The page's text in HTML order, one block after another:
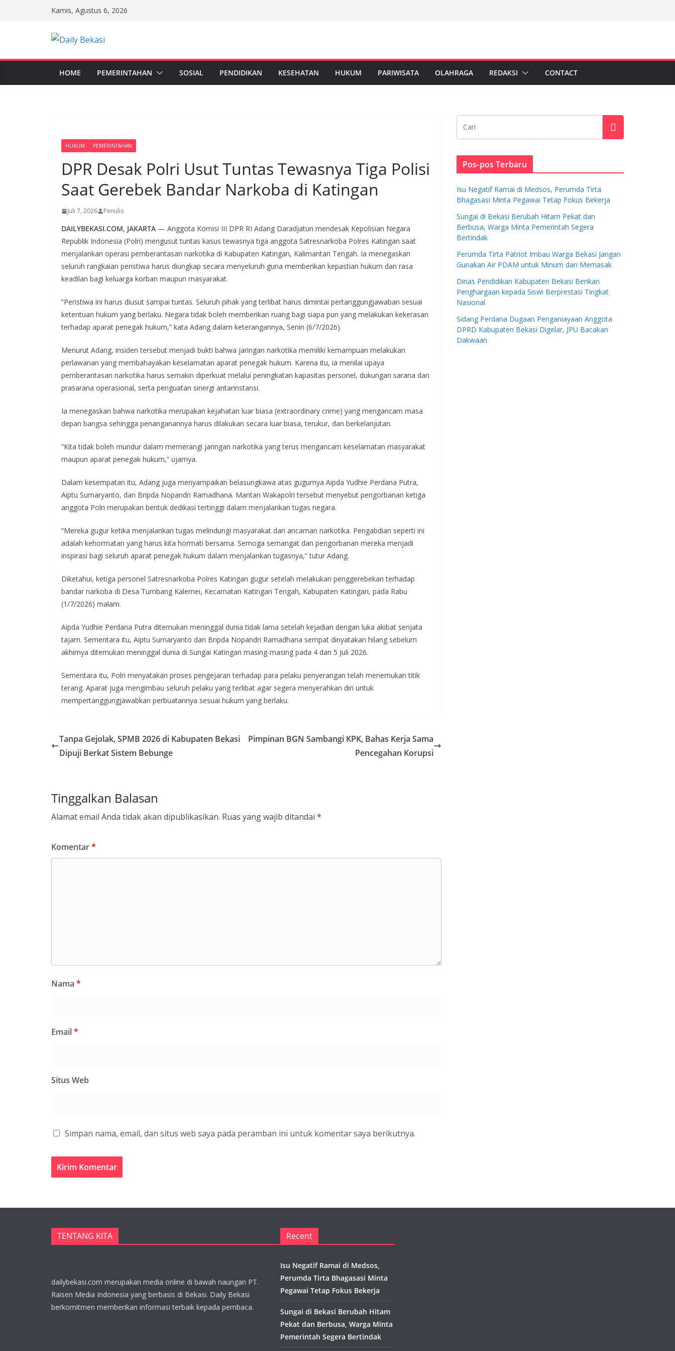
Kamis, Agustus 6, 2026
HOME PEMERINTAHAN SOSIAL PENDIDIKAN KESEHATAN HUKUM PARIWISATA OLAHRAGA REDAKSI CONTACT
HUKUM PEMERINTAHAN
DPR Desak Polri Usut Tuntas Tewasnya Tiga Polisi
Saat Gerebek Bandar Narkoba di Katingan
Juli 7, 2026 Penulis
DAILYBEKASI.COM, JAKARTA — Anggota Komisi III DPR RI Adang Daradjatun mendesak Kepolisian Negara
Republik Indonesia (Polri) mengusut tuntas kasus tewasnya tiga anggota Satresnarkoba Polres Katingan saat
menjalankan operasi pemberantasan narkotika di Kabupaten Katingan, Kalimantan Tengah. Ia menegaskan
seluruh rangkaian peristiwa harus diungkap secara menyeluruh guna memberikan kepastian hukum dan rasa
keadilan bagi keluarga korban maupun masyarakat.
“Peristiwa ini harus diusut sampai tuntas. Seluruh pihak yang terlibat harus dimintai pertanggungjawaban sesuai
ketentuan hukum yang berlaku. Negara tidak boleh memberikan ruang bagi siapa pun yang melakukan kekerasan
terhadap aparat penegak hukum,” kata Adang dalam keterangannya, Senin (6/7/2026).
Menurut Adang, insiden tersebut menjadi bukti bahwa jaringan narkotika memiliki kemampuan melakukan
perlawanan yang membahayakan keselamatan aparat penegak hukum. Karena itu, ia menilai upaya
pemberantasan narkotika harus semakin diperkuat melalui peningkatan kapasitas personel, dukungan sarana dan
prasarana operasional, serta penguatan sinergi antarinstansi.
Ia menegaskan bahwa narkotika merupakan kejahatan luar biasa (extraordinary crime) yang mengancam masa
depan bangsa sehingga penanganannya harus dilakukan secara luar biasa, terukur, dan berkelanjutan.
“Kita tidak boleh mundur dalam memerangi jaringan narkotika yang terus mengancam keselamatan masyarakat
maupun aparat penegak hukum,” ujarnya.
Dalam kesempatan itu, Adang juga menyampaikan belasungkawa atas gugurnya Aipda Yudhie Perdana Putra,
Aiptu Sumaryanto, dan Bripda Nopandri Ramadhana. Mantan Wakapolri tersebut menyebut pengorbanan ketiga
anggota Polri merupakan bentuk dedikasi tertinggi dalam menjalankan tugas negara.
“Mereka gugur ketika menjalankan tugas melindungi masyarakat dari ancaman narkotika. Pengabdian seperti ini
adalah kehormatan yang harus kita hormati bersama. Semoga semangat dan pengorbanan mereka menjadi
inspirasi bagi seluruh aparat penegak hukum dalam menjalankan tugasnya,” tutur Adang.
Diketahui, ketiga personel Satresnarkoba Polres Katingan gugur setelah melakukan penggerebekan terhadap
bandar narkoba di Desa Tumbang Kalemei, Kecamatan Katingan Tengah, Kabupaten Katingan, pada Rabu
(1/7/2026) malam.
Aipda Yudhie Perdana Putra ditemukan meninggal dunia tidak lama setelah kejadian dengan luka akibat senjata
tajam. Sementara itu, Aiptu Sumaryanto dan Bripda Nopandri Ramadhana sempat dinyatakan hilang sebelum
akhirnya ditemukan meninggal dunia di Sungai Katingan masing-masing pada 4 dan 5 Juli 2026.
Sementara itu, Polri menyatakan proses pengejaran terhadap para pelaku penyerangan telah menemukan titik
terang. Aparat juga mengimbau seluruh pelaku yang terlibat agar segera menyerahkan diri untuk
mempertanggungjawabkan perbuatannya sesuai hukum yang berlaku.
Tanpa Gejolak, SPMB 2026 di Kabupaten Bekasi
Dipuji Berkat Sistem Bebunge
Pimpinan BGN Sambangi KPK, Bahas Kerja Sama
Pencegahan Korupsi
Tinggalkan Balasan
Alamat email Anda tidak akan dipublikasikan. Ruas yang wajib ditandai *
Komentar*
Nama *
Email*
Situs Web
Simpan nama, email, dan situs web saya pada peramban ini untuk komentar saya berikutnya.
Pos-pos Terbaru
Isu Negatif Ramai di Medsos, Perumda Tirta
Bhagasasi Minta Pegawai Tetap Fokus Bekerja
Sungai di Bekasi Berubah Hitam Pekat dan
Berbusa, Warga Minta Pemerintah Segera
Bertindak
Perumda Tirta Patriot Imbau Warga Bekasi Jangan
Gunakan Air PDAM untuk Minum dan Memasak
Dinas Pendidikan Kabupaten Bekasi Berikan
Penghargaan kepada Siswi Berprestasi Tingkat
Nasional
Sidang Perdana Dugaan Penganiayaan Anggota
DPRD Kabupaten Bekasi Digelar, JPU Bacakan
Dakwaan
TENTANG KITA
dailybekasi.com merupakan media online di bawah naungan PT.
Raisen Media Indonesia yang berbasis di Bekasi. Daily Bekasi
berkomitmen memberikan informasi terbaik kepada pembaca.
Recent
Isu Negatif Ramai di Medsos,
Perumda Tirta Bhagasasi Minta
Pegawai Tetap Fokus Bekerja
Sungai di Bekasi Berubah Hitam
Pekat dan Berbusa, Warga Minta
Pemerintah Segera Bertindak